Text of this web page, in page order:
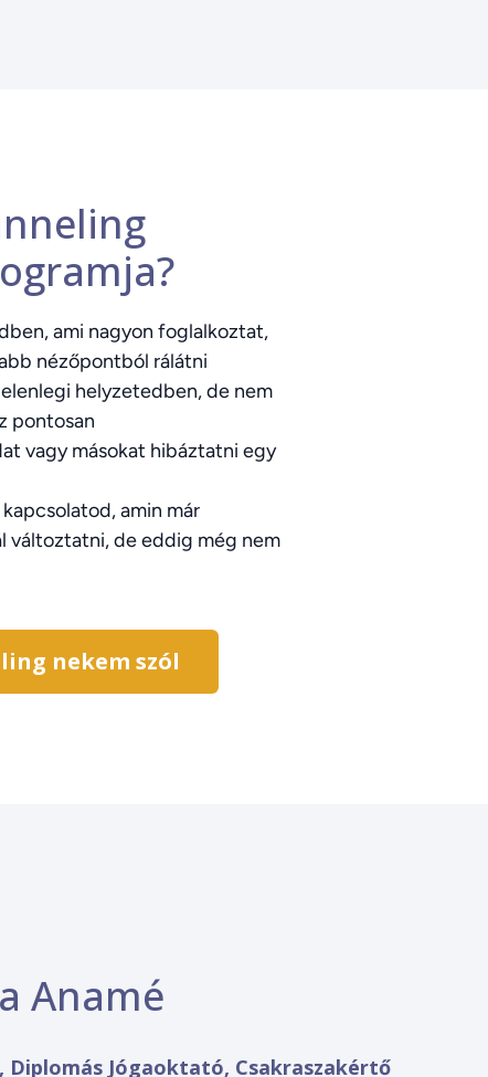
ami nagyon foglalkoztat,
nézőpontból rálátni
helyzetedben, de nem
pontosan
vagy másokat hibáztatni egy
amin már
változtatni, de eddig még nem
nekem szól
Anamé
Diplomás Jógaoktató, Csakraszakértő